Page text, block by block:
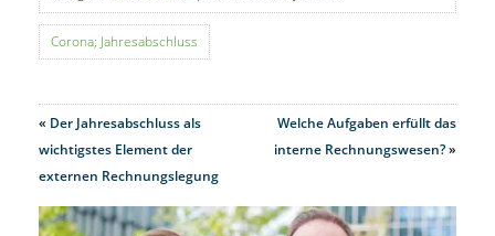
Corona; Jahresabschluss
« Der Jahresabschluss als
wichtigstes Element der
externen Rechnungslegung
Welche Aufgaben erfüllt das
interne Rechnungswesen?»